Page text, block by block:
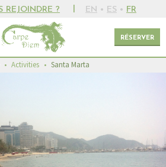
REJOINDRE ? EN • ES • FR
RÉSERVER
• Activities • Santa Marta